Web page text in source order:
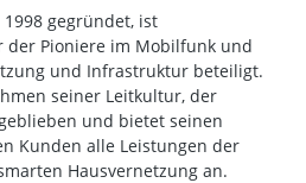
gegründet, ist
Pioniere im Mobilfunk und
und Infrastruktur beteiligt.
seiner Leitkultur, der
und bietet seinen
Kunden alle Leistungen der
Hausvernetzung an.